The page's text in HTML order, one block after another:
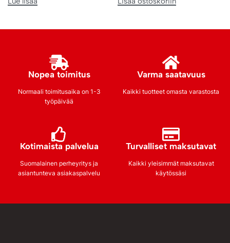
Nopea toimitus
Normaali toimitusaika on 1-3
työpäivää
Varma saatavuus
Kaikki tuotteet omasta varastosta
Kotimaista palvelua
Suomalainen perheyritys ja
asiantunteva asiakaspalvelu
Turvalliset maksutavat
Kaikki yleisimmät maksutavat
käytössäsi